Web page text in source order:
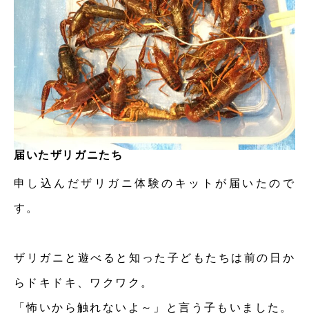
届いたザリガニたち
申し込んだザリガニ体験のキットが届いたので
す。
ザリガニと遊べると知った子どもたちは前の日か
らドキドキ、ワクワク。
「怖いから触れないよ～」と言う子もいました。